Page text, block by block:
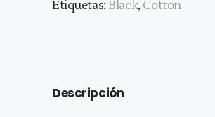
Etiquetas: Black, Cotton
Descripción